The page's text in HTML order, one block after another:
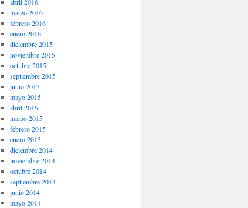
marzo 2016
febrero 2016
enero 2016
diciembre 2015
noviembre 2015
octubre 2015
septiembre 2015
junio 2015
mayo 2015
abril 2015
marzo 2015
febrero 2015
enero 2015
diciembre 2014
noviembre 2014
octubre 2014
septiembre 2014
junio 2014
mayo 2014